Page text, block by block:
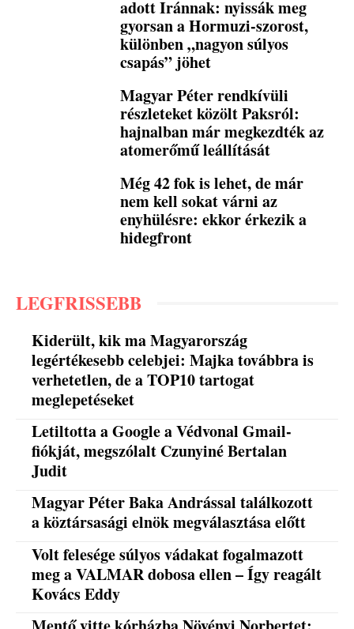
adott Iránnak: nyissák meg
gyorsan a Hormuzi-szorost,
különben „nagyon súlyos
csapás” jöhet
Magyar Péter rendkívüli
részleteket közölt Paksról:
hajnalban már megkezdték az
atomerőmű leállítását
Még 42 fok is lehet, de már
nem kell sokat várni az
enyhülésre: ekkor érkezik a
hidegfront
LEGFRISSEBB
Kiderült, kik ma Magyarország
legértékesebb celebjei: Majka továbbra is
verhetetlen, de a TOP10 tartogat
meglepetéseket
Letiltotta a Google a Védvonal Gmail-
fiókját, megszólalt Czunyiné Bertalan
Judit
Magyar Péter Baka Andrással találkozott
a köztársasági elnök megválasztása előtt
Volt felesége súlyos vádakat fogalmazott
meg a VALMAR dobosa ellen – Így reagált
Kovács Eddy